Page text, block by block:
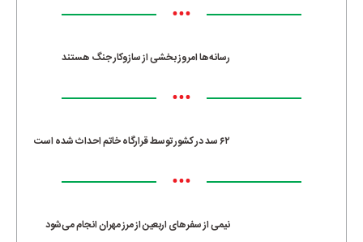
•••
رسانه‌ها امروز بخشی از سازوکار جنگ هستند
•••
۶۲ سد در کشور توسط قرارگاه خاتم احداث شده است
•••
نیمی از سفرهای اربعین از مرز مهران انجام می‌شود